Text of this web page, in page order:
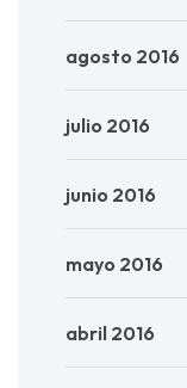
agosto 2016
julio 2016
junio 2016
mayo 2016
abril 2016